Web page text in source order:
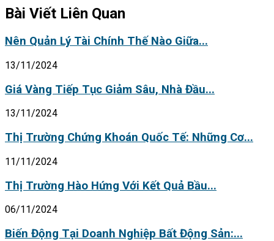
Bài Viết Liên Quan
Nên Quản Lý Tài Chính Thế Nào Giữa...
13/11/2024
Giá Vàng Tiếp Tục Giảm Sâu, Nhà Đầu...
13/11/2024
Thị Trường Chứng Khoán Quốc Tế: Những Cơ...
11/11/2024
Thị Trường Hào Hứng Với Kết Quả Bầu...
06/11/2024
Biến Động Tại Doanh Nghiệp Bất Động Sản:...